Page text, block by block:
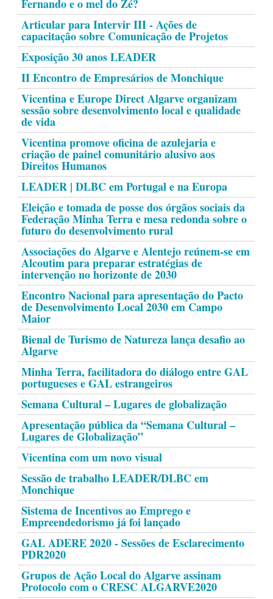
Fernando e o mel do Zé?
Articular para Intervir III - Ações de
capacitação sobre Comunicação de Projetos
Exposição 30 anos LEADER
II Encontro de Empresários de Monchique
Vicentina e Europe Direct Algarve organizam
sessão sobre desenvolvimento local e qualidade
de vida
Vicentina promove oficina de azulejaria e
criação de painel comunitário alusivo aos
Direitos Humanos
LEADER | DLBC em Portugal e na Europa
Eleição e tomada de posse dos órgãos sociais da
Federação Minha Terra e mesa redonda sobre o
futuro do desenvolvimento rural
Associações do Algarve e Alentejo reúnem-se em
Alcoutim para preparar estratégias de
intervenção no horizonte de 2030
Encontro Nacional para apresentação do Pacto
de Desenvolvimento Local 2030 em Campo
Maior
Bienal de Turismo de Natureza lança desafio ao
Algarve
Minha Terra, facilitadora do diálogo entre GAL
portugueses e GAL estrangeiros
Semana Cultural – Lugares de globalização
Apresentação pública da “Semana Cultural –
Lugares de Globalização”
Vicentina com um novo visual
Sessão de trabalho LEADER/DLBC em
Monchique
Sistema de Incentivos ao Emprego e
Empreendedorismo já foi lançado
GAL ADERE 2020 - Sessões de Esclarecimento
PDR2020
Grupos de Ação Local do Algarve assinam
Protocolo com o CRESC ALGARVE2020